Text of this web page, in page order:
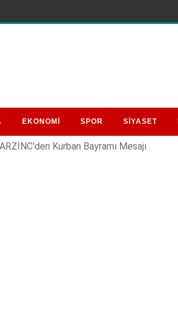
EKONOMİ SPOR SİYASET
Kurban Bayramı Mesajı